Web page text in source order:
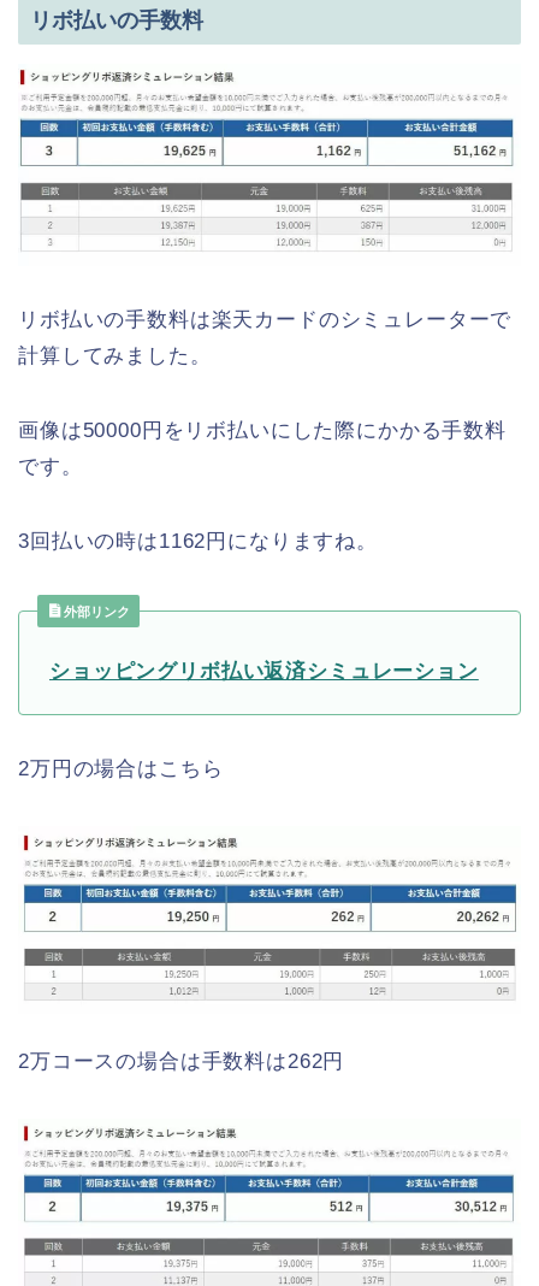
リボ払いの手数料
リボ払いの手数料は楽天カードのシミュレーターで
計算してみました。
画像は50000円をリボ払いにした際にかかる手数料
です。
3回払いの時は1162円になりますね。
外部リンク
ショッピングリボ払い返済シミュレーション
2万円の場合はこちら
2万コースの場合は手数料は262円